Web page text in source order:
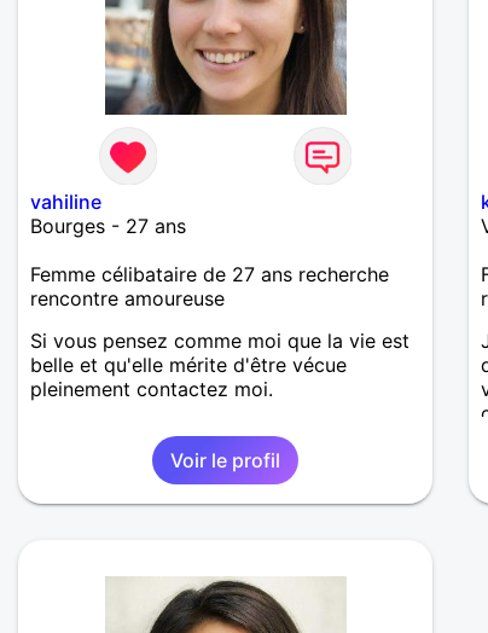
vahiline
Bourges - 27 ans
Femme célibataire de 27 ans recherche
rencontre amoureuse
Si vous pensez comme moi que la vie est
belle et qu'elle mérite d'être vécue
pleinement contactez moi.
Voir le profil